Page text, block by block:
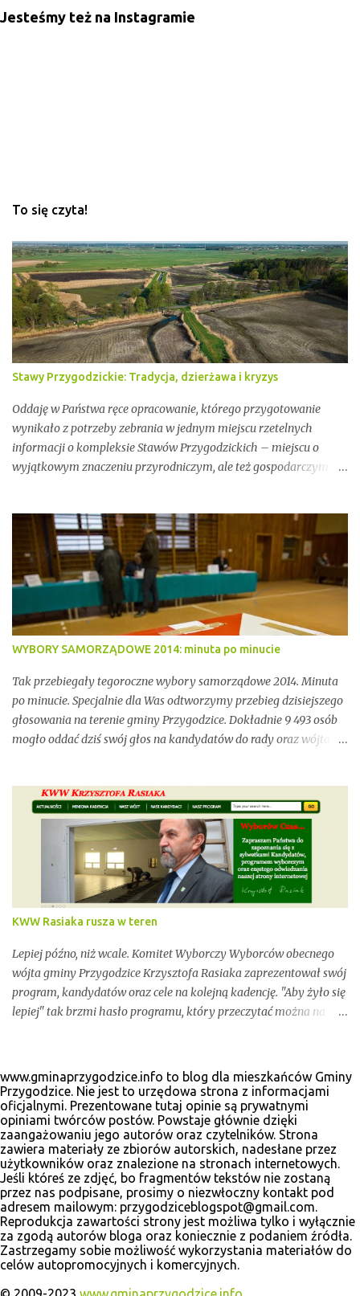
t
Jesteśmy też na Instagramie
To się czyta!
Stawy Przygodzickie: Tradycja, dzierżawa i kryzys
Oddaję w Państwa ręce opracowanie, którego przygotowanie
wynikało z potrzeby zebrania w jednym miejscu rzetelnych
informacji o kompleksie Stawów Przygodzickich – miejscu o
wyjątkowym znaczeniu przyrodniczym, ale też gospodarczym i
elementem ekosystemu Doliny Baryczy. W ostatnich latach stały
się jednak również przedmiotem konfliktów, napięć i realnych
zagrożeń związanych z brakiem ciągłości dzierżawy oraz
niewystarczającym wsparciem instytucjonalnym.
WYBORY SAMORZĄDOWE 2014: minuta po minucie
Tak przebiegały tegoroczne wybory samorządowe 2014. Minuta
po minucie. Specjalnie dla Was odtworzymy przebieg dzisiejszego
głosowania na terenie gminy Przygodzice. Dokładnie 9 493 osób
mogło oddać dziś swój głos na kandydatów do rady oraz wójta.
uważać. Incydentów podczas głosowania nie brakowało.
Wszystko zawarte zostanie w poniższym kalendarium.
Zaczynamy! Wystarczy, że odświeżysz stronę, a kolejne newsy
pojawią się w tym poście. Pozostańmy w stałym kontakcie.
KWW Rasiaka rusza w teren
Lepiej późno, niż wcale. Komitet Wyborczy Wyborców obecnego
wójta gminy Przygodzice Krzysztofa Rasiaka zaprezentował swój
program, kandydatów oraz cele na kolejną kadencję. "Aby żyło się
lepiej" tak brzmi hasło programu, który przeczytać można na
mijającej kadencji 2010-2014, wcześniej był członkiem zarządu
powiatu ostrowskiego i wicestarostą. Wśród kandydatów na
radnych gminnych zobaczyć wiele dobrze znanych postaci, ale
także nowe twarze. Poniżej materiały wyborcze, które udało nam
się zebrać.
www.gminaprzygodzice.info to blog dla mieszkańców Gminy
Przygodzice. Nie jest to urzędowa strona z informacjami
oficjalnymi. Prezentowane tutaj opinie są prywatnymi
opiniami twórców postów. Powstaje głównie dzięki
zaangażowaniu jego autorów oraz czytelników. Strona
zawiera materiały ze zbiorów autorskich, nadesłane przez
użytkowników oraz znalezione na stronach internetowych.
Jeśli któreś ze zdjęć, bo fragmentów tekstów nie zostaną
przez nas podpisane, prosimy o niezwłoczny kontakt pod
adresem mailowym: przygodziceblogspot@gmail.com.
Reprodukcja zawartości strony jest możliwa tylko i wyłącznie
za zgodą autorów bloga oraz koniecznie z podaniem źródła.
Zastrzegamy sobie możliwość wykorzystania materiałów do
celów autopromocyjnych i komercyjnych.